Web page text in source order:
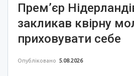
Прем’єр
закликав квірну
приховувати себе
Опубліковано 5.08.2026